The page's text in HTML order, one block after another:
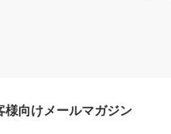
様向けメールマガジン